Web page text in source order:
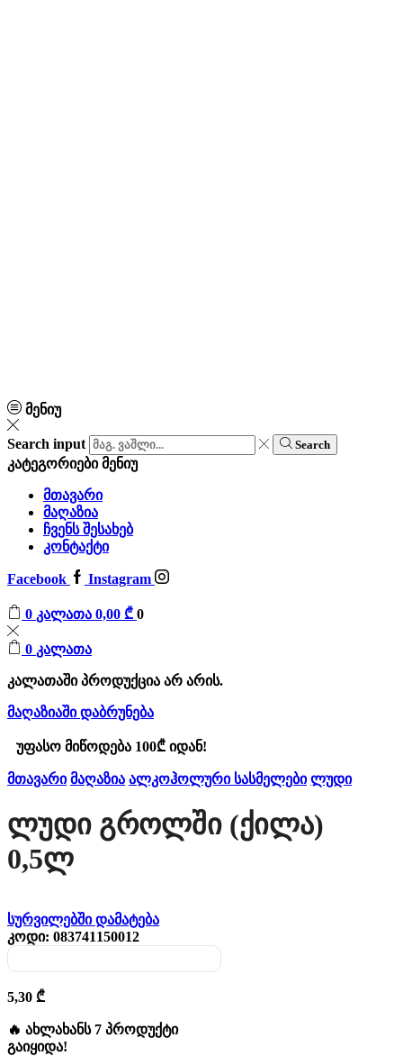
მენიუ
Search input Search
კატეგორიებიმენიუ
მთავარი
მაღაზია
ჩვენს შესახებ
კონტაქტი
Facebook Instagram
0 კალათა 0,00 ₾ 0
0 კალათა
კალათაში პროდუქცია არ არის.
მაღაზიაში დაბრუნება
უფასო მიწოდება 100₾ იდან!
მთავარი მაღაზია ალკოჰოლური სასმელები ლუდი
Ლუდი Გროლში (ქილა)
0,5ლ
სურვილებში დამატება
კოდი: 083741150012
5,30 ₾
🔥 ახლახანს 7 პროდუქტი
გაიყიდა!